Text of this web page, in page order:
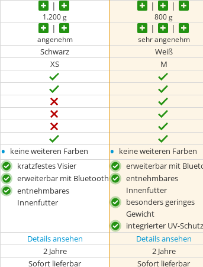
1.200 g 800 g
angenehm sehr angenehm
Schwarz Weiß
XS M
• keine weiteren Farben • keine weiteren Farben
kratzfestes Visier
erweiterbar mit Bluetooth
entnehmbares
Innenfutter
erweiterbar mit
entnehmbares
Innenfutter
besonders geringes
Gewicht
integrierter UV-Schutz
Details ansehen Details ansehen
2 Jahre 2 Jahre
Sofort lieferbar Sofort lieferbar